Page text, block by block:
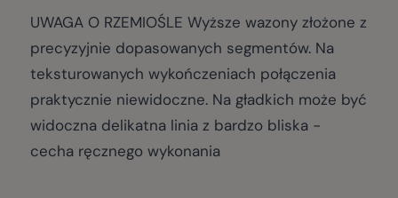
UWAGA O RZEMIOŚLE Wyższe wazony złożone z
precyzyjnie dopasowanych segmentów. Na
teksturowanych wykończeniach połączenia
praktycznie niewidoczne. Na gładkich może być
widoczna delikatna linia z bardzo bliska -
cecha ręcznego wykonania